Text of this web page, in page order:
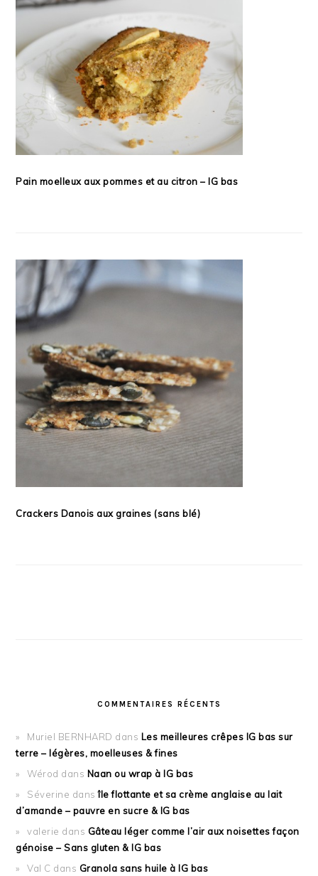
Pain moelleux aux pommes et au citron – IG bas
Crackers Danois aux graines (sans blé)
COMMENTAIRES RÉCENTS
Muriel BERNHARD dans Les meilleures crêpes IG bas sur
terre – légères, moelleuses & fines
Wérod dans Naan ou wrap à IG bas
Séverine dansîle flottante et sa crème anglaise au lait
d’amande – pauvre en sucre & IG bas
valerie dans Gâteau léger comme l’air aux noisettes façon
génoise – Sans gluten & IG bas
Val C dans Granola sans huile à IG bas